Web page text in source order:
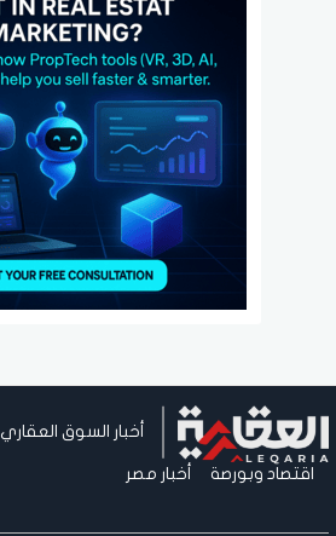
أخبار السوق العقاري
اقتصاد وبورصة أخبار مصر